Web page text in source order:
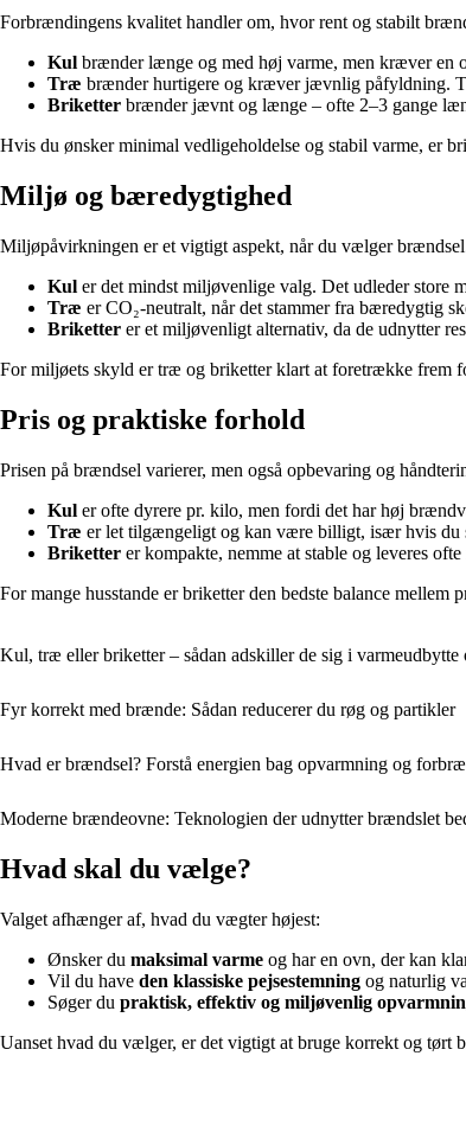
Forbrændingens kvalitet handler om, hvor rent og stabilt
Kul brænder længe og med høj varme, men kræver en
Træ brænder hurtigere og kræver jævnlig påfyldning.
Briketter brænder jævnt og længe – ofte 2–3 gange
Hvis du ønsker minimal vedligeholdelse og stabil varme, er
Miljø og bæredygtighed
Miljøpåvirkningen er et vigtigt aspekt, når du vælger
Kul er det mindst miljøvenlige valg. Det udleder store
Træ er CO₂-neutralt, når det stammer fra bæredygtig
Briketter er et miljøvenligt alternativ, da de udnytter
For miljøets skyld er træ og briketter klart at foretrække frem
Pris og praktiske forhold
Prisen på brændsel varierer, men også opbevaring og
Kul er ofte dyrere pr. kilo, men fordi det har høj
Træ er let tilgængeligt og kan være billigt, især hvis du
Briketter er kompakte, nemme at stable og leveres
For mange husstande er briketter den bedste balance mellem
Kul, træ eller briketter – sådan adskiller de sig i
Fyr korrekt med brænde: Sådan reducerer du røg og partikler
Hvad er brændsel? Forstå energien bag opvarmning og
Moderne brændeovne: Teknologien der udnytter brændslet
Hvad skal du vælge?
Valget afhænger af, hvad du vægter højest:
Ønsker du maksimal varme og har en ovn, der kan
Vil du have den klassiske pejsestemning og naturlig
Søger du praktisk, effektiv og miljøvenlig
Uanset hvad du vælger, er det vigtigt at bruge korrekt og